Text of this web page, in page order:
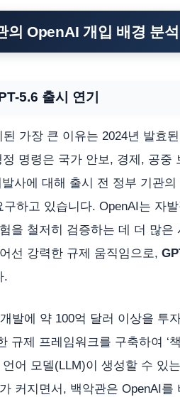
의 OpenAI 개입 배경 분석
5.6 출시 연기
가장 큰 이유는 2024년 발효
명령은 국가 안보, 경제, 공중
사에 대해 출시 전 정부 기관의
하고 있습니다. OpenAI는 자
을 철저히 검증하는 데 더 많은
선 강력한 규제 움직임으로,
.
발에 약 100억 달러 이상을 투
규제 프레임워크를 구축하여 ‘
어 모델(LLM)이 생성할 수 있
커지면서, 백악관은 OpenAI를